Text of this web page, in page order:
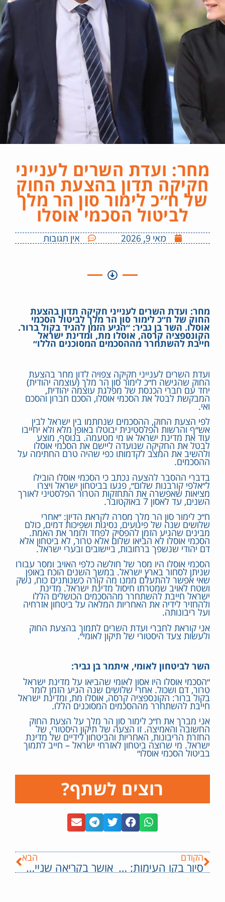
מחר: ועדת השרים לענייני
חקיקה תדון בהצעת החוק
של ח״כ לימור סון הר מלך
לביטול הסכמי אוסלו
מאי 9, 2026 אין תגובות
מחר: ועדת השרים לענייני חקיקה תדון בהצעת
החוק של ח״כ לימור סון הר מלך לביטול הסכמי
אוסלו. השר בן גביר: ״הגיע הזמן להגיד בקול ברור.
הקונספציה קרסה, אוסלו מת, ומדינת ישראל
חייבת להשתחרר מההסכמים המסוכנים הללו״
ועדת השרים לענייני חקיקה צפויה לדון מחר בהצעת
החוק שהגישה ח״כ לימור סון הר מלך (עוצמה יהודית)
יחד עם חברי הכנסת של מפלגת עוצמה יהודית,
המבקשת לבטל את הסכמי אוסלו, הסכם חברון והסכם
ואי.
לפי הצעת החוק, ההסכמים שנחתמו בין ישראל לבין
אש״ף והרשות הפלסטינית יבוטלו באופן מלא ולא יחייבו
עוד את מדינת ישראל או מי מטעמה. בנוסף, מוצע
לבטל את החקיקה שנועדה ליישם את הסכמי אוסלו
ולהשיב את המצב לקדמותו כפי שהיה טרם החתימה על
ההסכמים.
בדברי ההסבר להצעה נכתב כי הסכמי אוסלו הובילו
ל״אלפי קורבנות שלום״, פגעו בביטחון ישראל ויצרו
מציאות שאפשרה את התחזקות הטרור הפלסטיני לאורך
השנים, עד לאסון 7 באוקטובר.
ח״כ לימור סון הר מלך מסרה לקראת הדיון: ״אחרי
שלושים שנה של פיגועים, נסיגות ושפיכות דמים, כולם
מבינים שהגיע הזמן להפסיק לפחד ולומר את האמת.
הסכמי אוסלו לא הביאו שלום אלא טרור, לא ביטחון אלא
דם יהודי שנשפך ברחובות, ביישובים ובערי ישראל.
הסכמי אוסלו היו מסר של חולשה כלפי האויב ומסר עבורו
שניתן לסחור בארץ ישראל. במשך השנים הוכח באופן
שאי אפשר להתעלם ממנו מה קורה כשנותנים כוח, נשק
ושטח לאויב שמטרתו חיסול מדינת ישראל. מדינת
ישראל חייבת להשתחרר מההסכמים הכושלים הללו
ולהחזיר לידיה את האחריות המלאה על ביטחון אזרחיה
ועל ריבונותה.
אני קוראת לחברי ועדת השרים לתמוך בהצעת החוק
ולעשות צעד היסטורי של תיקון לאומי״.
השר לביטחון לאומי, איתמר בן גביר:
״הסכמי אוסלו היו אסון לאומי שהביאו על מדינת ישראל
טרור, דם ושכול. אחרי שלושים שנה הגיע הזמן לומר
בקול ברור: הקונספציה קרסה, אוסלו מת, ומדינת ישראל
חייבת להשתחרר מההסכמים המסוכנים הללו.
אני מברך את ח״כ לימור סון הר מלך על הצעת החוק
החשובה והאמיצה. זו הצעה של תיקון היסטורי, של
החזרת הריבונות, האחריות והביטחון לידיים של מדינת
ישראל. מי שרוצה ביטחון לאזרחי ישראל – חייב לתמוך
בביטול הסכמי אוסלו״
רוצים לשתף?
הקודם
סיור בקו העימות: מחזקים את הביטחון, מתקנים עיוותים ומקדמים עתיד ליישובי
הבא
אושר בקריאה שנייה ושלישית: הכנסת הוציאה את השימוש בבואש במכת"זית